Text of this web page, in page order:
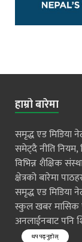
हाम्रो बारेमा
समृद्ध एड मिडिया
समेट्दै नीति नियम,
विभिन्न शैक्षिक
क्षेत्रको बारेमा
समृद्ध एड मिडिया
स्कुल खबर मासिक
अनलाईनबाट पनि
थप पढ्नुहोस्